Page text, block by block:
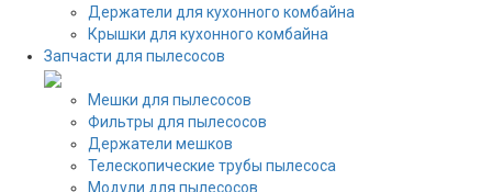
Держатели для кухонного комбайна
Крышки для кухонного комбайна
Запчасти для пылесосов
Мешки для пылесосов
Фильтры для пылесосов
Держатели мешков
Телескопические трубы пылесоса
Модули для пылесосов